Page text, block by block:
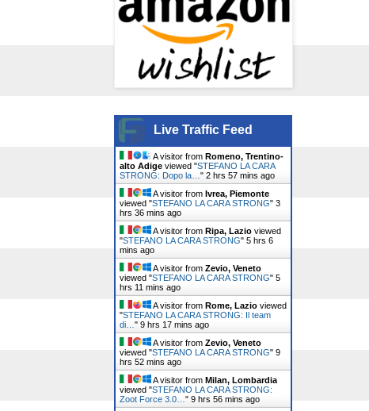
Live Traffic Feed
A visitor from Romeno, Trentino-
alto Adige viewed "STEFANO LA CARA
STRONG: Dopo la… " 2 hrs 57 mins ago
A visitor from Ivrea, Piemonte
viewed "STEFANO LA CARA STRONG" 3
hrs 36 mins ago
A visitor from Ripa, Lazio viewed
"STEFANO LA CARA STRONG" 5 hrs 6
mins ago
A visitor from Zevio, Veneto
viewed "STEFANO LA CARA STRONG" 5
hrs 11 mins ago
A visitor from Rome, Lazio viewed
"STEFANO LA CARA STRONG: Il team
di… " 9 hrs 17 mins ago
A visitor from Zevio, Veneto
viewed "STEFANO LA CARA STRONG" 9
hrs 52 mins ago
A visitor from Milan, Lombardia
viewed "STEFANO LA CARA STRONG:
Zoot Force 3.0… " 9 hrs 56 mins ago